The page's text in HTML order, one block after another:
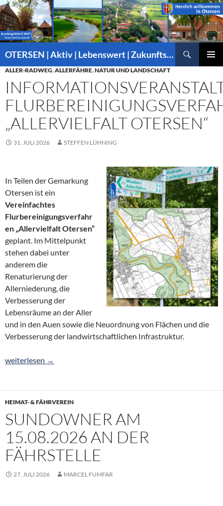
OTERSEN | Aktiv | Lebenswert | Zukunftsorientiert – mitten in Niedersachsen
INHALT
SPRINGEN
ALLER-RADWEG,ALLERFÄHRE,NATUR UND LANDSCHAFT
„ALLERVIELFALT OTERSEN“
31. JULI 2026 STEFFEN LÜHNING
In Teilen der Gemarkung
Otersen ist ein
Vereinfachtes
Flurbereinigungsverfahr
en „Allervielfalt Otersen“
geplant. Im Mittelpunkt
stehen dabei unter
anderem die
Renaturierung der
Allerniederung, die
Verbesserung der
Lebensräume an der Aller
und in den Auen sowie die Neuordnung von Flächen und die
Verbesserung der landwirtschaftlichen Infrastruktur.
Informationsveranstaltung Flurbereinigungsverfahren
weiterlesen →
HEIMAT- & FÄHRVEREIN
SUNDOWNER AM
15.08.2026 AN DER
FÄHRSTELLE
27. JULI 2026 MARCEL FUMFAR